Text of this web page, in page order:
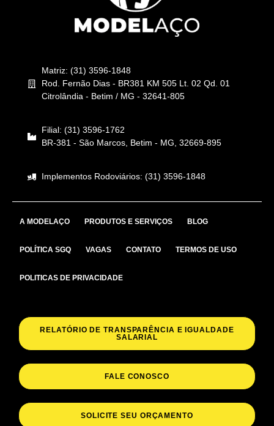
Matriz: (31) 3596-1848
Rod. Fernão Dias - BR381 KM 505 Lt. 02 Qd. 01
Citrolândia - Betim / MG - 32641-805
Filial: (31) 3596-1762
BR-381 - São Marcos, Betim - MG, 32669-895
Implementos Rodoviários: (31) 3596-1848
A MODELAÇO PRODUTOS E SERVIÇOS BLOG
POLÍTICA SGQ VAGAS CONTATO TERMOS DE USO
POLITICAS DE PRIVACIDADE
RELATÓRIO DE TRANSPARÊNCIA E IGUALDADE
SALARIAL
FALE CONOSCO
SOLICITE SEU ORÇAMENTO